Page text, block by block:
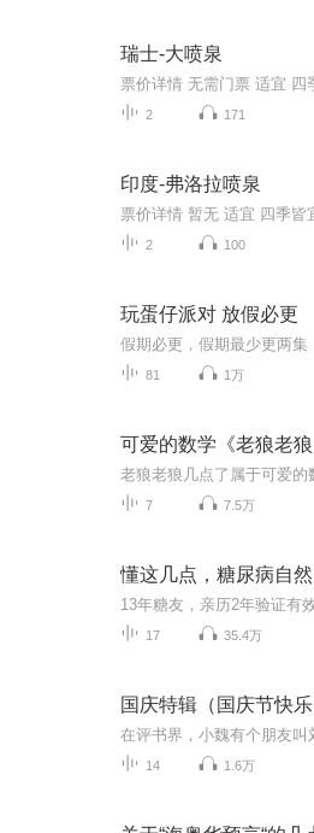
瑞士-大喷泉
2 171
印度-弗洛拉喷泉
2 100
玩蛋仔派对 放假必更
81 1万
可爱的数学《老狼老狼
7 7.5万
懂这几点，糖尿病自
17 35.4万
国庆特辑（国庆节快乐
14 1.6万